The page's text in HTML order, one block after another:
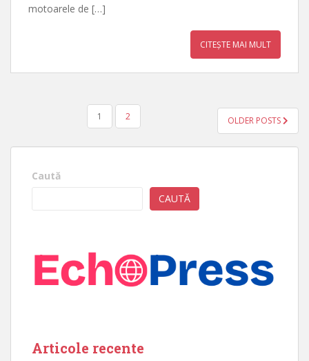
motoarele de […]
CITEȘTE MAI MULT
PAGINAȚIE
ARTICOLE
1 2 OLDER POSTS
Caută
CAUTĂ
Articole recente